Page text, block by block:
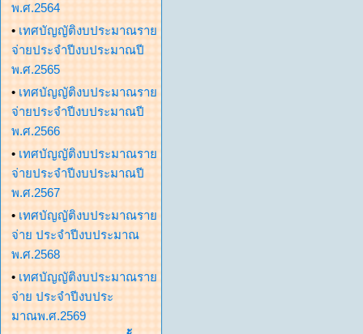
พ.ศ.2564
• เทศบัญญัติงบประมาณราย
จ่ายประจำปีงบประมาณปี
พ.ศ.2565
• เทศบัญญัติงบประมาณราย
จ่ายประจำปีงบประมาณปี
พ.ศ.2566
• เทศบัญญัติงบประมาณราย
จ่ายประจำปีงบประมาณปี
พ.ศ.2567
• เทศบัญญัติงบประมาณราย
จ่าย ประจำปีงบประมาณ
พ.ศ.2568
• เทศบัญญัติงบประมาณราย
จ่าย ประจำปีงบประ
มาณพ.ศ.2569